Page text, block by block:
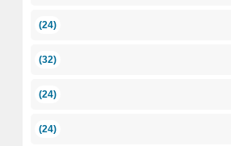
(24)
(32)
(24)
(24)